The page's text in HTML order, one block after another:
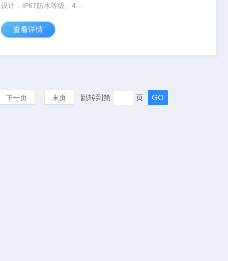
设计，IP67防水等级。4
单手完成精确值测量。可
ppm 或饱和度 % 。
查看详情
下一页 末页 跳转到第 页